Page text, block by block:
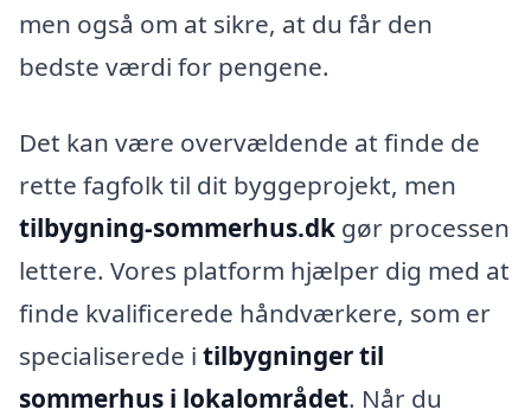
men også om at sikre, at du får den
bedste værdi for pengene.
Det kan være overvældende at finde de
rette fagfolk til dit byggeprojekt, men
tilbygning-sommerhus.dk gør processen
lettere. Vores platform hjælper dig med at
finde kvalificerede håndværkere, som er
specialiserede i tilbygninger til
sommerhus i lokalområdet. Når du